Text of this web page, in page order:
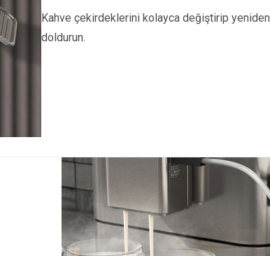
Kahve çekirdeklerini kolayca değiştirip yeniden
doldurun.